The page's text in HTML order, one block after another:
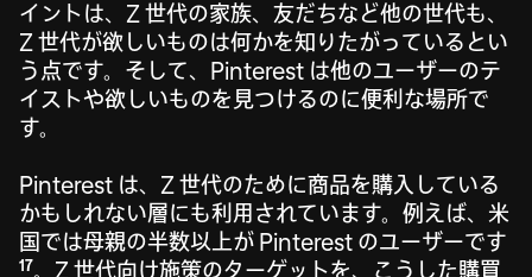
イントは、Z 世代の家族、友だちなど他の世代も、
Z 世代が欲しいものは何かを知りたがっているとい
う点です。そして、Pinterest は他のユーザーのテ
イストや欲しいものを見つけるのに便利な場所で
す。
Pinterest は、Z 世代のために商品を購入している
かもしれない層にも利用されています。例えば、米
国では母親の半数以上が Pinterest のユーザーです
17。Z 世代向け施策のターゲットを、こうした購買